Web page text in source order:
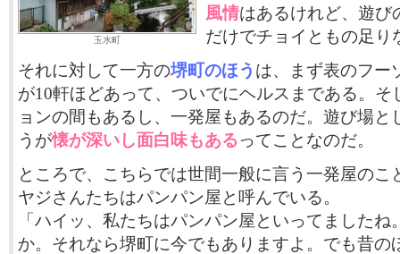
玉水町
風情はあるけれど、遊び
だけでチョイともの足り
それに対して一方の堺町のほう は、まず表のフー
が10軒ほどあって、ついでにヘルスまである。そ
ョンの間もあるし、一発屋もあるのだ。遊び場と
うが懐が深いし面白味もあるってことなのだ。
ところで、こちらでは世間一般に言う一発屋のこ
ヤジさんたちはパンパン屋と呼んでいる。
「ハイッ、私たちはパンパン屋といってました
か。それなら堺町に今でもありますよ。でも昔の